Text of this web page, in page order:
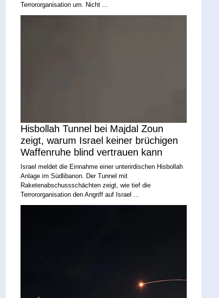
Terrororganisation um. Nicht ...
Hisbollah Tunnel bei Majdal Zoun
zeigt, warum Israel keiner brüchigen
Waffenruhe blind vertrauen kann
Israel meldet die Einnahme einer unterirdischen Hisbollah
Anlage im Südlibanon. Der Tunnel mit
Raketenabschussschächten zeigt, wie tief die
Terrororganisation den Angriff auf Israel ...